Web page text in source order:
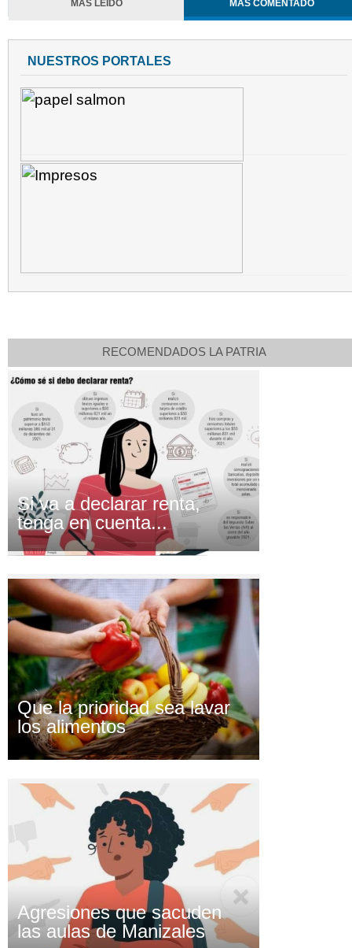
MÁS LEÍDO MÁS COMENTADO
NUESTROS PORTALES
RECOMENDADOS LA PATRIA
Si va a declarar renta,
tenga en cuenta...
Que la prioridad sea lavar
los alimentos
Agresiones que sacuden
las aulas de Manizales